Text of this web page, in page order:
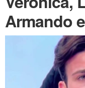
Armando